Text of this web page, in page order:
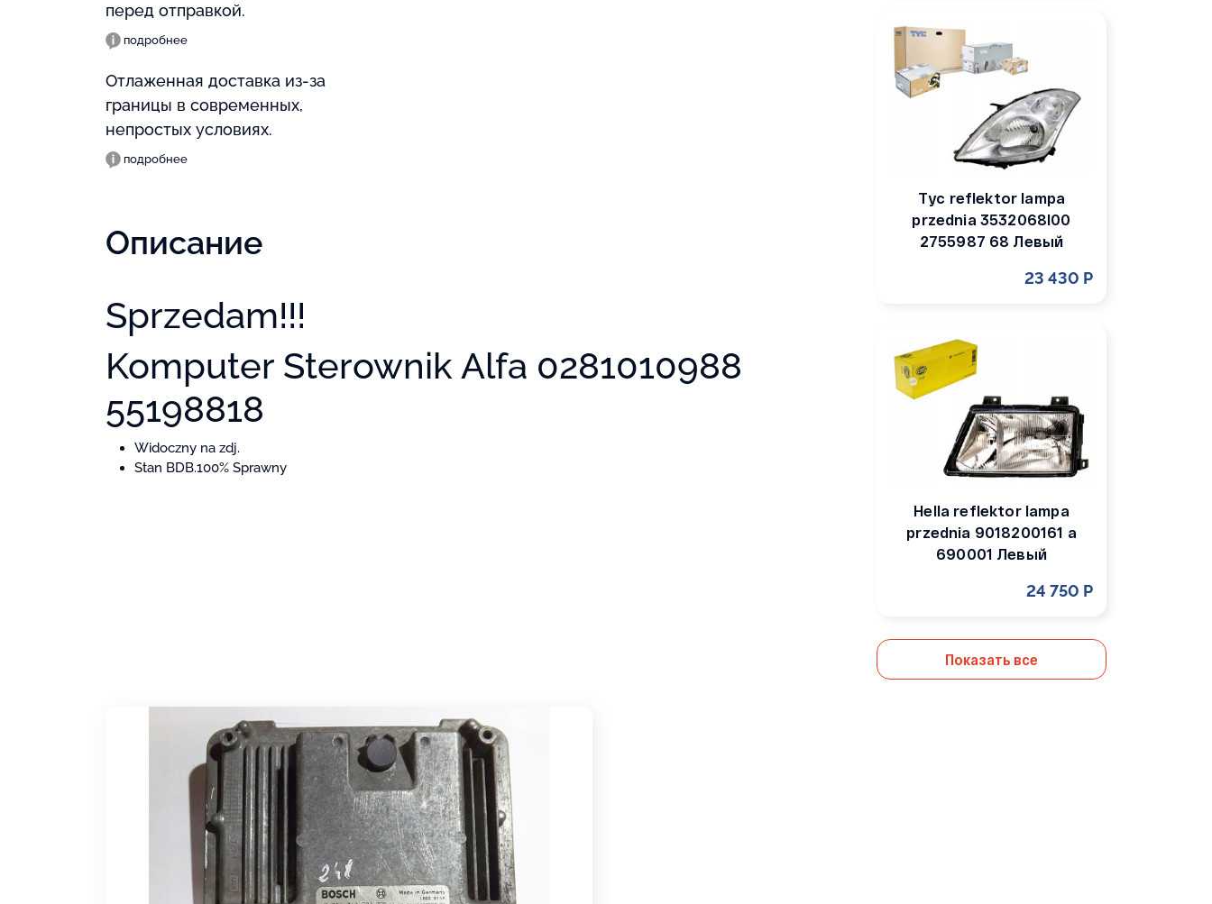
перед отправкой.
подробнее
Отлаженная доставка из-за
границы в современных,
непростых условиях.
подробнее
Описание
Sprzedam!!!
Komputer Sterownik Alfa 0281010988
55198818
Widoczny na zdj.
Stan BDB.100% Sprawny
Tyc reflektor lampa
przednia 3532068l00
2755987 68 Левый
23 430 Р
Hella reflektor lampa
przednia 9018200161 a
690001 Левый
24 750 Р
Показать все